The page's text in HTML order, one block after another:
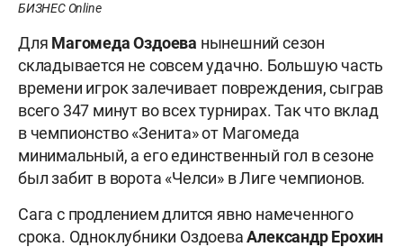
БИЗНЕС Online
Для Магомеда Оздоева нынешний сезон
складывается не совсем удачно. Большую часть
времени игрок залечивает повреждения, сыграв
всего 347 минут во всех турнирах. Так что вклад
в чемпионство «Зенита» от Магомеда
минимальный, а его единственный гол в сезоне
был забит в ворота «Челси» в Лиге чемпионов.
Сага с продлением длится явно намеченного
срока. Одноклубники ОздоеваАлександр Ерохин